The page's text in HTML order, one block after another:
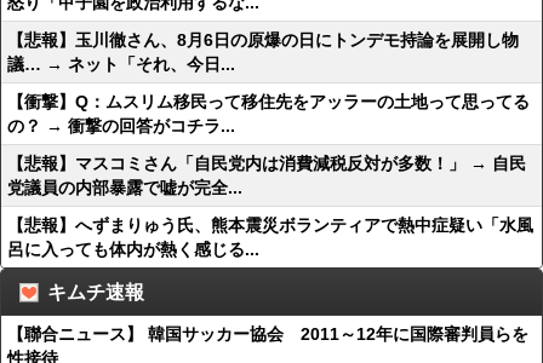
【悲報】玉川徹さん、8月6日の原爆の日にトンデモ持論を展開し物
議… → ネット「それ、今日...
【衝撃】Q：ムスリム移民って移住先をアッラーの土地って思ってる
の？ → 衝撃の回答がコチラ...
【悲報】マスコミさん「自民党内は消費減税反対が多数！」 → 自民
党議員の内部暴露で嘘が完全...
【悲報】へずまりゅう氏、熊本震災ボランティアで熱中症疑い「水風
呂に入っても体内が熱く感じる...
キムチ速報
【聯合ニュース】 韓国サッカー協会 2011～12年に国際審判員らを
性接待